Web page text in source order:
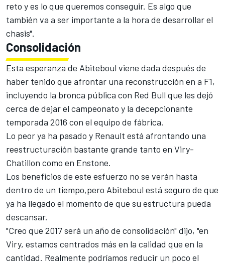
reto y es lo que queremos conseguir. Es algo que
también va a ser importante a la hora de desarrollar el
chasis".
Consolidación
Esta esperanza de Abiteboul viene dada después de
haber tenido que afrontar una reconstrucción en a F1,
incluyendo la bronca pública con Red Bull que les dejó
cerca de dejar el campeonato y la decepcionante
temporada 2016 con el equipo de fábrica.
Lo peor ya ha pasado y Renault está afrontando una
reestructuración bastante grande tanto en Viry-
Chatillon como en Enstone.
Los beneficios de este esfuerzo no se verán hasta
dentro de un tiempo,pero Abiteboul está seguro de que
ya ha llegado el momento de que su estructura pueda
descansar.
"Creo que 2017 será un año de consolidación" dijo, "en
Viry, estamos centrados más en la calidad que en la
cantidad. Realmente podríamos reducir un poco el